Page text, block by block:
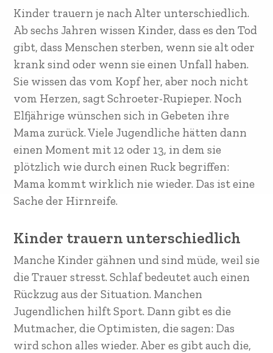
Kinder trauern je nach Alter unterschiedlich.
Ab sechs Jahren wissen Kinder, dass es den Tod
gibt, dass Menschen sterben, wenn sie alt oder
krank sind oder wenn sie einen Unfall haben.
Sie wissen das vom Kopf her, aber noch nicht
vom Herzen, sagt Schroeter-Rupieper. Noch
Elfjährige wünschen sich in Gebeten ihre
Mama zurück. Viele Jugendliche hätten dann
einen Moment mit 12 oder 13, in dem sie
plötzlich wie durch einen Ruck begriffen:
Mama kommt wirklich nie wieder. Das ist eine
Sache der Hirnreife.
Kinder trauern unterschiedlich
Manche Kinder gähnen und sind müde, weil sie
die Trauer stresst. Schlaf bedeutet auch einen
Rückzug aus der Situation. Manchen
Jugendlichen hilft Sport. Dann gibt es die
Mutmacher, die Optimisten, die sagen: Das
wird schon alles wieder. Aber es gibt auch die,